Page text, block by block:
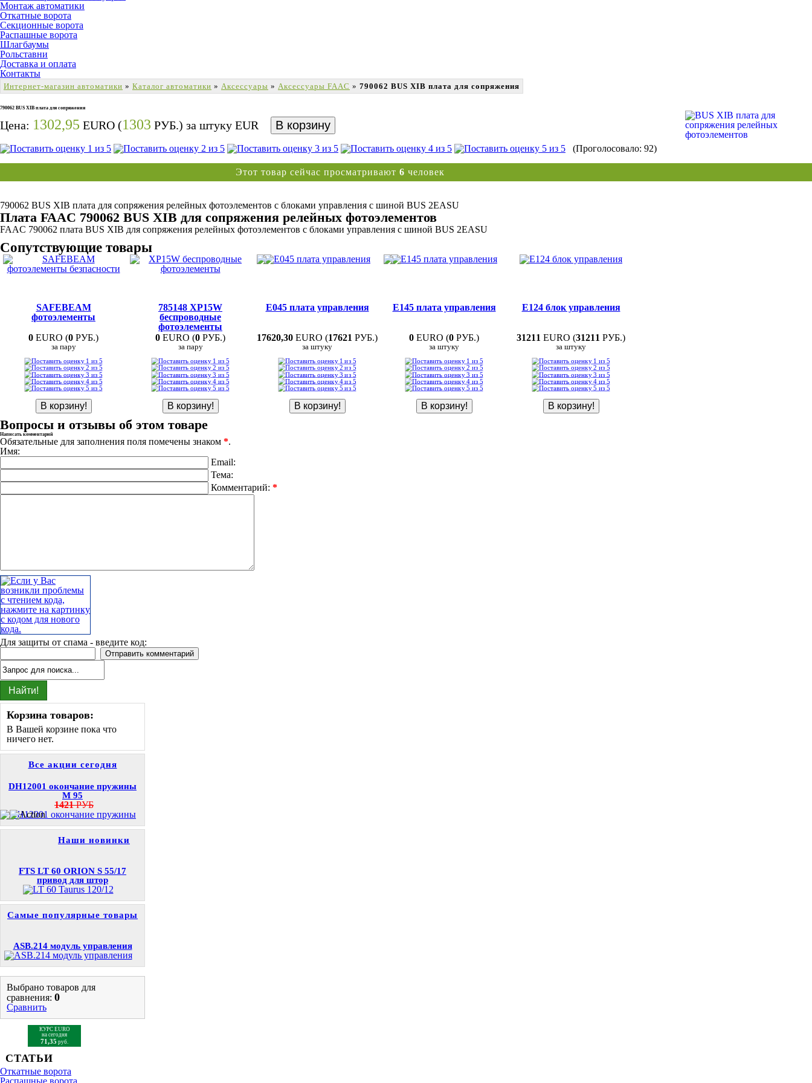
Монтаж автоматики
Откатные ворота
Секционные ворота
Распашные ворота
Шлагбаумы
Рольставни
Доставка и оплата
Контакты
Интернет-магазин автоматики » Каталог автоматики » Аксессуары » Аксесcуары FAAC » 790062 BUS XIB плата для сопряжения
790062 BUS XIB плата для сопряжения
Цена: 1302,95 EURO (1303 РУБ.) за штуку EUR
(Проголосовало: 92)
Этот товар сейчас просматривают 6 человек
790062 BUS XIB плата для сопряжения релейных фотоэлементов с блоками управления с шиной BUS 2EASU
Плата FAAC 790062 BUS XIB для сопряжения релейных фотоэлементов
FAAC 790062 плата BUS XIB для сопряжения релейных фотоэлементов с блоками управления с шиной BUS 2EASU
Сопутствующие товары
SAFEBEAM
фотоэлементы
0 EURO (0 РУБ.)
за пару
785148 XP15W
беспроводные
фотоэлементы
0 EURO (0 РУБ.)
за пару
E045 плата управления
17620,30 EURO (17621 РУБ.)
за штуку
Е145 плата управления
0 EURO (0 РУБ.)
за штуку
Е124 блок управления
31211 EURO (31211 РУБ.)
за штуку
Вопросы и отзывы об этом товаре
Написать комментарий
Обязательные для заполнения поля помечены знаком *.
Имя:
Email:
Тема:
Комментарий: *
Для защиты от спама - введите код:
Корзина товаров:
В Вашей корзине пока что
ничего нет.
Все акции сегодня
DH12001 окончание пружины
M 95
1421РУБ
Наши новинки
FTS LT 60 ORION S 55/17
привод для штор
Самые популярные товары
ASB.214 модуль управления
Выбрано товаров для
сравнения: 0
Сравнить
КУРС EURO
на сегодня
71,35 руб.
СТАТЬИ
Откатные ворота
Распашные ворота